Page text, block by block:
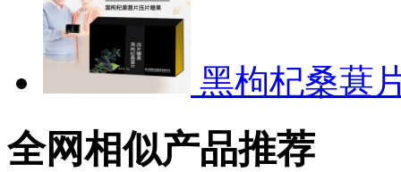
黑枸杞桑葚
全网相似产品推荐